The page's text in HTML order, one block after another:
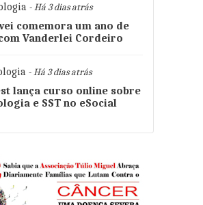
- Há 3 dias atrás
comemora um ano de
Vanderlei Cordeiro
- Há 3 dias atrás
lança curso online sobre
e SST no eSocial